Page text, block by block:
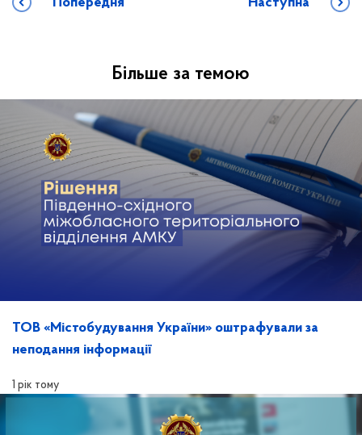
Більше за темою
ТОВ «Містобудування України» оштрафували за
неподання інформації
1 рік тому